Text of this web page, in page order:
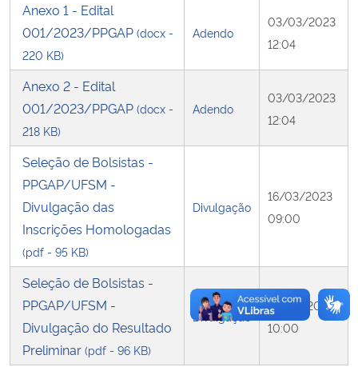
Ministério da Mulher, da Família e dos Direitos Humanos
Secretaria-Geral
Secretaria de Governo
Gabinete de Segurança Institucional
Advocacia-Geral da União
Banco Central do Brasil
Planalto
Anexo 1 - Edital
001/2023/PPGAP (docx -
220 KB)
Adendo
03/03/2023
12:04
Anexo 2 - Edital
001/2023/PPGAP (docx -
218 KB)
Adendo
03/03/2023
12:04
Seleção de Bolsistas -
PPGAP/UFSM -
Divulgação das
Inscrições Homologadas
(pdf - 95 KB)
Divulgação
16/03/2023
09:00
Seleção de Bolsistas -
PPGAP/UFSM -
Divulgação do Resultado
Preliminar (pdf - 96 KB)
Divulgação
22/03/2023
10:00